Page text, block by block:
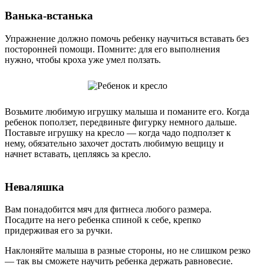
Ванька-встанька
Упражнение должно помочь ребенку научиться вставать без
посторонней помощи. Помните: для его выполнения
нужно, чтобы кроха уже умел ползать.
Возьмите любимую игрушку малыша и поманите его. Когда
ребенок поползет, передвиньте фигурку немного дальше.
Поставьте игрушку на кресло — когда чадо подползет к
нему, обязательно захочет достать любимую вещицу и
начнет вставать, цепляясь за кресло.
Неваляшка
Вам понадобится мяч для фитнеса любого размера.
Посадите на него ребенка спиной к себе, крепко
придерживая его за ручки.
Наклоняйте малыша в разные стороны, но не слишком резко
— так вы сможете научить ребенка держать равновесие.